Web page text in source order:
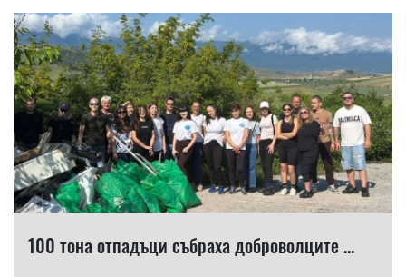
100 тона отпадъци събраха доброволците ...